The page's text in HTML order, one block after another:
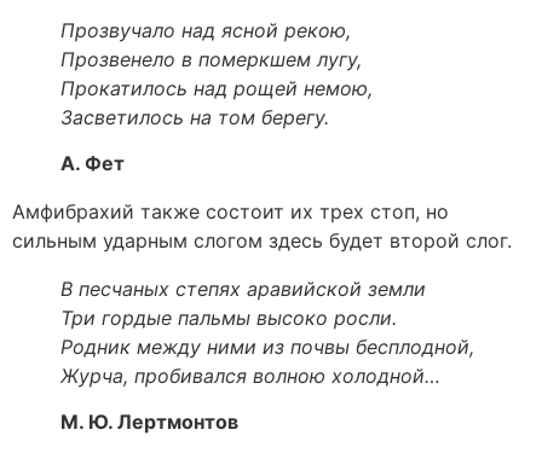
Прозвучало над ясной рекою,
Прозвенело в померкшем лугу,
Прокатилось над рощей немою,
Засветилось на том берегу.
А. Фет
Амфибрахий также состоит их трех стоп, но
сильным ударным слогом здесь будет второй слог.
В песчаных степях аравийской земли
Три гордые пальмы высоко росли.
Родник между ними из почвы бесплодной,
Журча, пробивался волною холодной…
М. Ю. Лертмонтов